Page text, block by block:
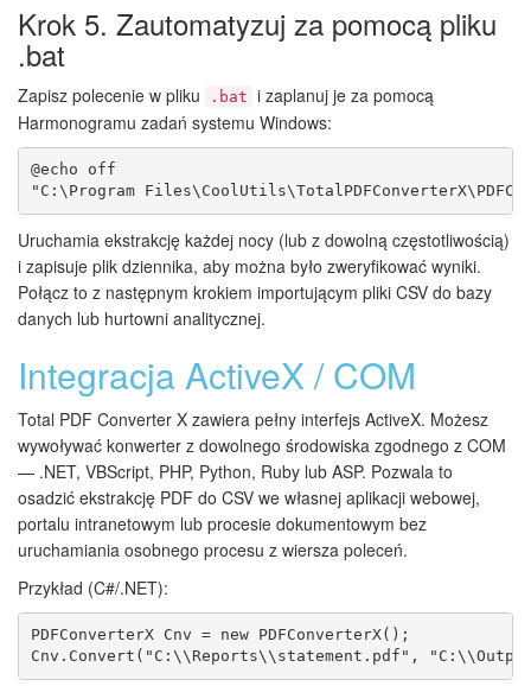
Krok 5. Zautomatyzuj za pomocą pliku
.bat
Zapisz polecenie w pliku .bat i zaplanuj je za pomocą
Harmonogramu zadań systemu Windows:
@echo off
Uruchamia ekstrakcję każdej nocy (lub z dowolną częstotliwością)
i zapisuje plik dziennika, aby można było zweryfikować wyniki.
Połącz to z następnym krokiem importującym pliki CSV do bazy
danych lub hurtowni analitycznej.
Integracja ActiveX / COM
Total PDF Converter X zawiera pełny interfejs ActiveX. Możesz
wywoływać konwerter z dowolnego środowiska zgodnego z COM
— .NET, VBScript, PHP, Python, Ruby lub ASP. Pozwala to
osadzić ekstrakcję PDF do CSV we własnej aplikacji webowej,
portalu intranetowym lub procesie dokumentowym bez
uruchamiania osobnego procesu z wiersza poleceń.
Przykład (C#/.NET):
PDFConverterX Cnv = new PDFConverterX();
Cnv.Convert("C:\\Reports\\statement.pdf",